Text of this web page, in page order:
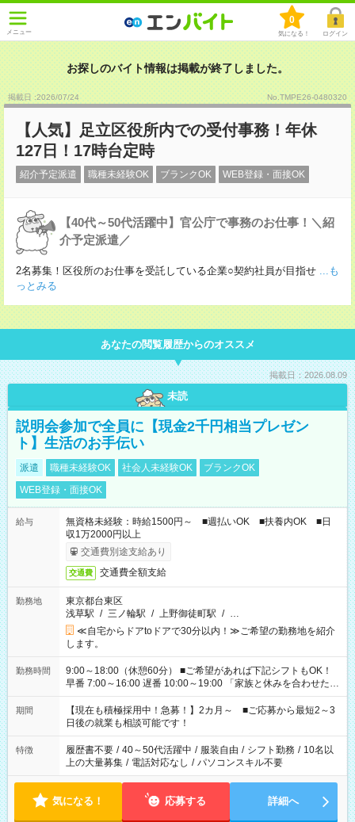
メニュー
0
気になる！ ログイン
お探しのバイト情報は掲載が終了しました。
掲載日 :2026/07/24 No.TMPE26-0480320
【人気】足立区役所内での受付事務！年休
127日！17時台定時
紹介予定派遣 職種未経験OK ブランクOK WEB登録・面接OK
【40代～50代活躍中】官公庁で事務のお仕事！＼紹
介予定派遣／
2名募集！区役所のお仕事を受託している企業○契約社員が目指せ ...も
っとみる
あなたの閲覧履歴からのオススメ
掲載日：2026.08.09
未読
説明会参加で全員に【現金2千円相当プレゼン
ト】生活のお手伝い
派遣 職種未経験OK 社会人未経験OK
ブランクOK
WEB登録・面接OK
給与
無資格未経験：時給1500円～ ■週払いOK ■扶養内OK ■日
収1万2000円以上
交通費別途支給あり
交通費 交通費全額支給
勤務地
東京都台東区
浅草駅 / 三ノ輪駅 / 上野御徒町駅 / …
≪自宅からドアtoドアで30分以内！≫ご希望の勤務地を紹介
します。
勤務時間
9:00～18:00（休憩60分） ■ご希望があれば下記シフトもOK！
早番 7:00～16:00 遅番 10:00～19:00 「家族と休みを合わせた
い」 「余裕を持って夕飯の準備がしたい」 「できれば残業はし
たくない」 など、ご希望を教えてくださいね。 ※Wワーク希望
の方へ 今ご覧のお仕事で希望する勤務時間と、もう1つのお仕事
の勤務時間。 合計で週40時間を超える場合は応募できません。
期間
【現在も積極採用中！急募！】2カ月～ ■ご応募から最短2～3
日後の就業も相談可能です！
特徴 履歴書不要 / 40～50代活躍中 / 服装自由 / シフト勤務 / 10名以
上の大量募集 / 電話対応なし / パソコンスキル不要
気になる！ 応募する 詳細へ